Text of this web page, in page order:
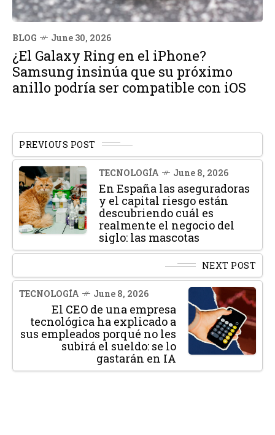
BLOG June 30, 2026
¿El Galaxy Ring en el iPhone?
Samsung insinúa que su próximo
anillo podría ser compatible con iOS
PREVIOUS POST
TECNOLOGÍA June 8, 2026
En España las aseguradoras
y el capital riesgo están
descubriendo cuál es
realmente el negocio del
siglo: las mascotas
NEXT POST
TECNOLOGÍA June 8, 2026
El CEO de una empresa
tecnológica ha explicado a
sus empleados porqué no les
subirá el sueldo: se lo
gastarán en IA